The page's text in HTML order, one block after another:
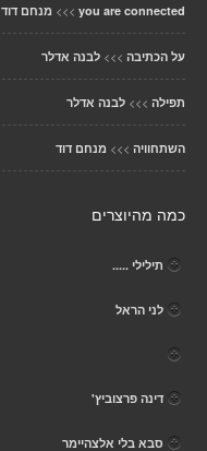
you are connected
>>> מנחם דוד
על הכתיבה >>> לבנה אדלר
תפילה >>> לבנה אדלר
השתחוויה >>> מנחם דוד
כמה מהיוצרים
תילילי .....
לני הראל
דינה פרצוביץ'
סבא בלי אלצהיימר